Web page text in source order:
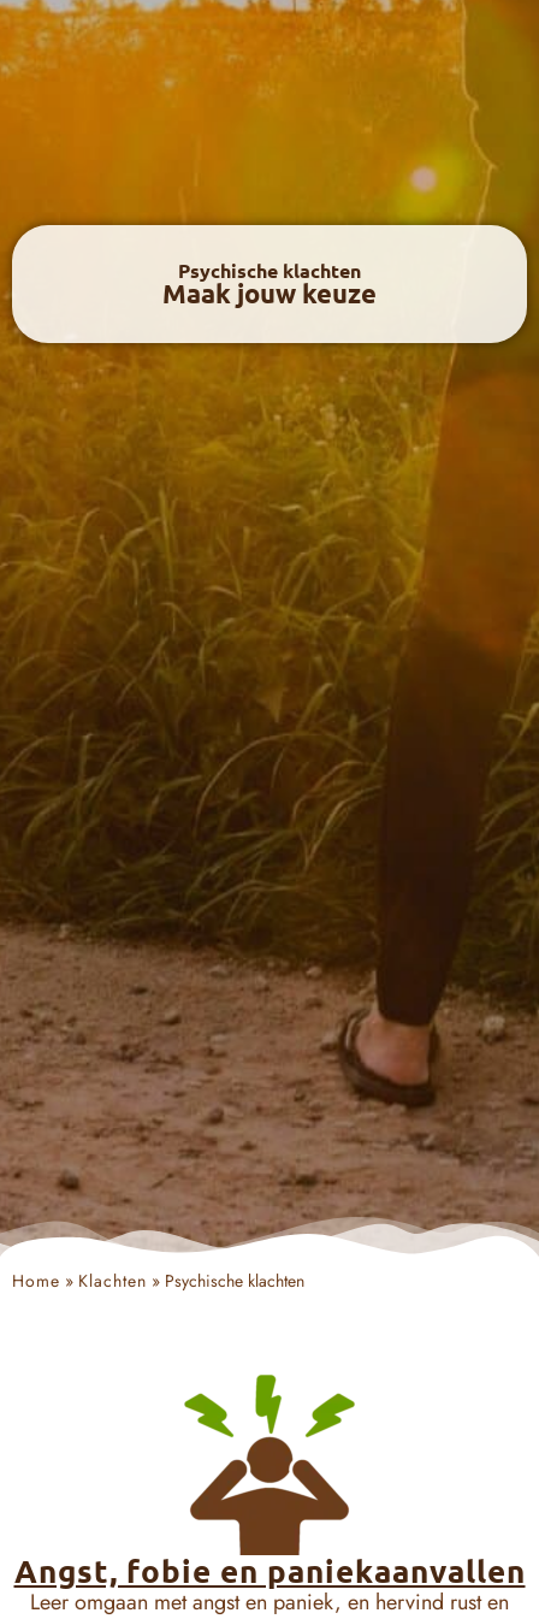
Psychische klachten
Maak jouw keuze
Home » Klachten » Psychische klachten
Angst, fobie en paniekaanvallen
Leer omgaan met angst en paniek, en hervind rust en